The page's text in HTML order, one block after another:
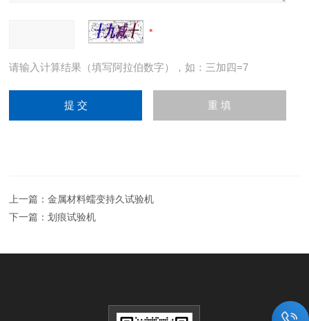
请输入计算结果（填写阿拉伯数字），如：三加四=7
上一篇：金属材料蠕变持久试验机
下一篇：划痕试验机